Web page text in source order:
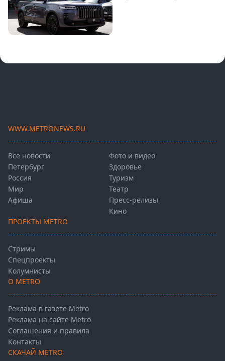
WWW.METRONEWS.RU
Все новости
Петербург
Россия
Мир
Афиша
Фото и видео
Здоровье
Туризм
Театр
Пресс-релизы
Кино
ПРОЕКТЫ METRO
Стримы
Спецпроекты
Колумнисты
О METRO
Реклама в газете Metro
Реклама на сайте Metro
Соглашения и правила
Контакты
СКАЧАЙ METRO